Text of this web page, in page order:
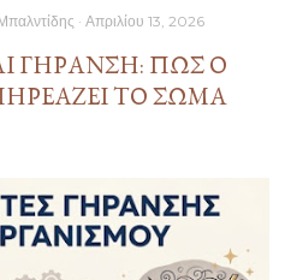
Απριλίου 13, 2026
ΓΉΡΑΝΣΗ: ΠΏΣ Ο
ΤΟ ΣΏΜΑ